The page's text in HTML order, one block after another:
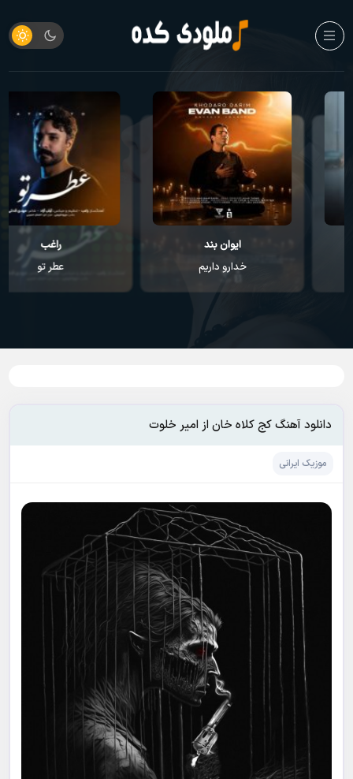
خدارو داریم
راغب
دانلود آهنگ کج کلاه خان از امیر خلوت
موزیک ایرانی